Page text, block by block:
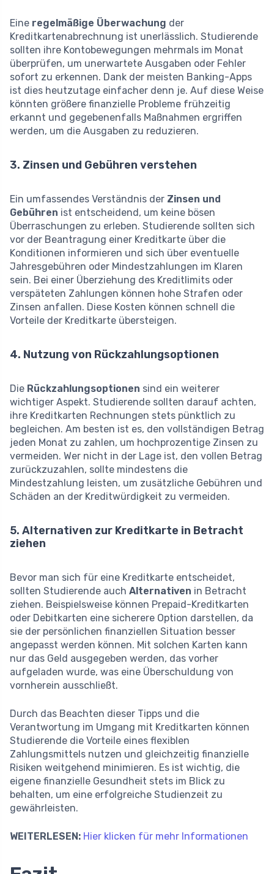
Eine regelmäßige Überwachung der
Kreditkartenabrechnung ist unerlässlich. Studierende
sollten ihre Kontobewegungen mehrmals im Monat
überprüfen, um unerwartete Ausgaben oder Fehler
sofort zu erkennen. Dank der meisten Banking-Apps
ist dies heutzutage einfacher denn je. Auf diese Weise
könnten größere finanzielle Probleme frühzeitig
erkannt und gegebenenfalls Maßnahmen ergriffen
werden, um die Ausgaben zu reduzieren.
3. Zinsen und Gebühren verstehen
Ein umfassendes Verständnis der Zinsen und
Gebühren ist entscheidend, um keine bösen
Überraschungen zu erleben. Studierende sollten sich
vor der Beantragung einer Kreditkarte über die
Konditionen informieren und sich über eventuelle
Jahresgebühren oder Mindestzahlungen im Klaren
sein. Bei einer Überziehung des Kreditlimits oder
verspäteten Zahlungen können hohe Strafen oder
Zinsen anfallen. Diese Kosten können schnell die
Vorteile der Kreditkarte übersteigen.
4. Nutzung von Rückzahlungsoptionen
Die Rückzahlungsoptionen sind ein weiterer
wichtiger Aspekt. Studierende sollten darauf achten,
ihre Kreditkarten Rechnungen stets pünktlich zu
begleichen. Am besten ist es, den vollständigen Betrag
jeden Monat zu zahlen, um hochprozentige Zinsen zu
vermeiden. Wer nicht in der Lage ist, den vollen Betrag
zurückzuzahlen, sollte mindestens die
Mindestzahlung leisten, um zusätzliche Gebühren und
Schäden an der Kreditwürdigkeit zu vermeiden.
5. Alternativen zur Kreditkarte in Betracht
ziehen
Bevor man sich für eine Kreditkarte entscheidet,
sollten Studierende auch Alternativen in Betracht
ziehen. Beispielsweise können Prepaid-Kreditkarten
oder Debitkarten eine sicherere Option darstellen, da
sie der persönlichen finanziellen Situation besser
angepasst werden können. Mit solchen Karten kann
nur das Geld ausgegeben werden, das vorher
aufgeladen wurde, was eine Überschuldung von
vornherein ausschließt.
Durch das Beachten dieser Tipps und die
Verantwortung im Umgang mit Kreditkarten können
Studierende die Vorteile eines flexiblen
Zahlungsmittels nutzen und gleichzeitig finanzielle
Risiken weitgehend minimieren. Es ist wichtig, die
eigene finanzielle Gesundheit stets im Blick zu
behalten, um eine erfolgreiche Studienzeit zu
gewährleisten.
WEITERLESEN: Hier klicken für mehr Informationen